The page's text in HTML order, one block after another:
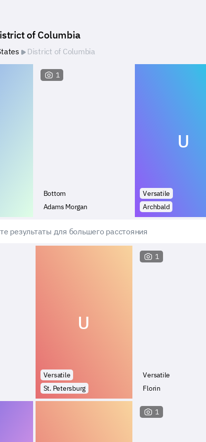
of Columbia
District of Columbia
1
Bottom
Adams Morgan
U
Versatile
Archbald
результаты для большего расстояния
U
Versatile
St. Petersburg
1
Versatile
Florin
1